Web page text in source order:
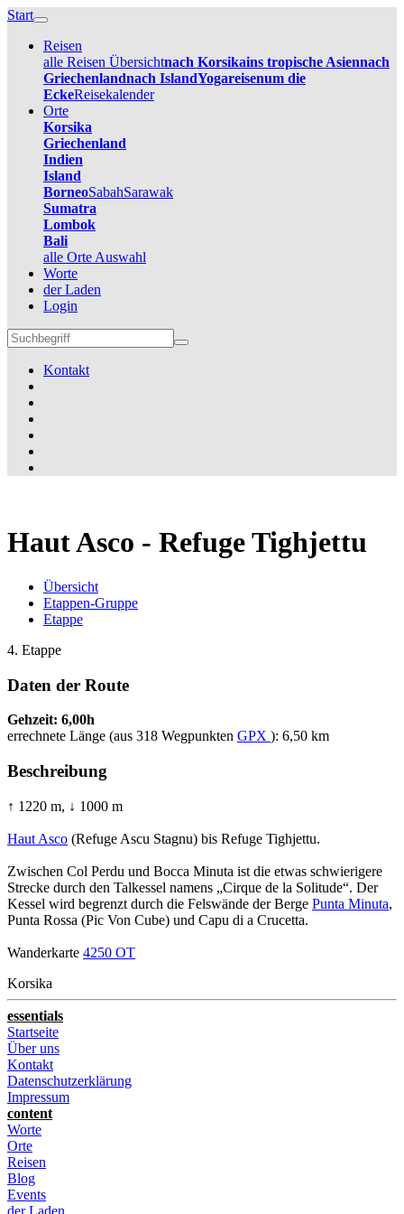
Start
Reisen
alle Reisen Übersichtnach Korsikains tropische Asiennach
Griechenlandnach IslandYogareisenum die
EckeReisekalender
Orte
Korsika
Griechenland
Indien
Island
BorneoSabahSarawak
Sumatra
Lombok
Bali
alle Orte Auswahl
Worte
der Laden
Login
Kontakt
Haut Asco - Refuge Tighjettu
Übersicht
Etappen-Gruppe
Etappe
4. Etappe
Daten der Route
Gehzeit: 6,00h
errechnete Länge (aus 318 Wegpunkten GPX ): 6,50 km
Beschreibung
↑ 1220 m, ↓ 1000 m
Haut Asco (Refuge Ascu Stagnu) bis Refuge Tighjettu.
Zwischen Col Perdu und Bocca Minuta ist die etwas schwierigere
Strecke durch den Talkessel namens
Cirque de la Solitude . Der
Kessel wird begrenzt durch die Felswände der Berge Punta Minuta,
Punta Rossa (Pic Von Cube) und Capu di a Crucetta.
Wanderkarte 4250 OT
Korsika
essentials
Startseite
Über uns
Kontakt
Datenschutzerklärung
Impressum
content
Worte
Orte
Reisen
Blog
Events
der Laden